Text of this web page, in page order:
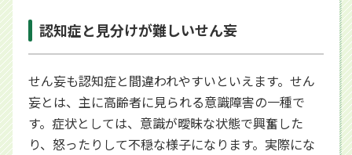
認知症と見分けが難しいせん妄
せん妄も認知症と間違われやすいといえます。せん
妄とは、主に高齢者に見られる意識障害の一種で
す。症状としては、意識が曖昧な状態で興奮した
り、怒ったりして不穏な様子になります。実際にな